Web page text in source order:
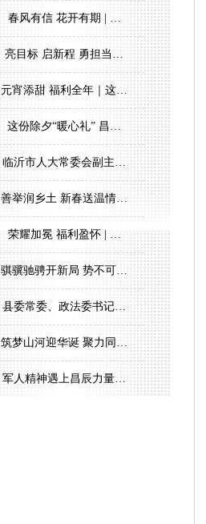
春风有信 花开有期 | …
亮目标 启新程 勇担当…
元宵添甜 福利全年｜这…
这份除夕“暖心礼” 昌…
临沂市人大常委会副主…
善举润乡土 新春送温情…
荣耀加冕 福利盈怀 | …
骐骥驰骋开新局 势不可…
县委常委、政法委书记…
筑梦山河迎华诞 聚力同…
军人精神遇上昌辰力量…